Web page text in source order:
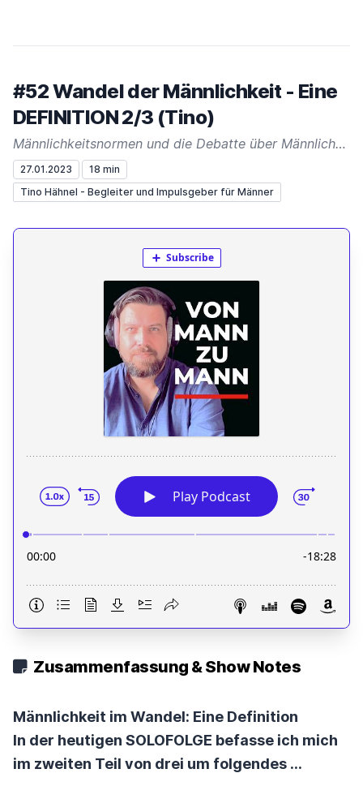
#52 Wandel der Männlichkeit - Eine
DEFINITION 2/3 (Tino)
Männlichkeitsnormen und die Debatte über Männlichkeit
27.01.2023
18 min
Tino Hähnel - Begleiter und Impulsgeber für Männer
Zusammenfassung & Show Notes
Männlichkeit im Wandel: Eine Definition
In der heutigen SOLOFOLGE befasse ich mich
im zweiten Teil von drei um folgendes ...